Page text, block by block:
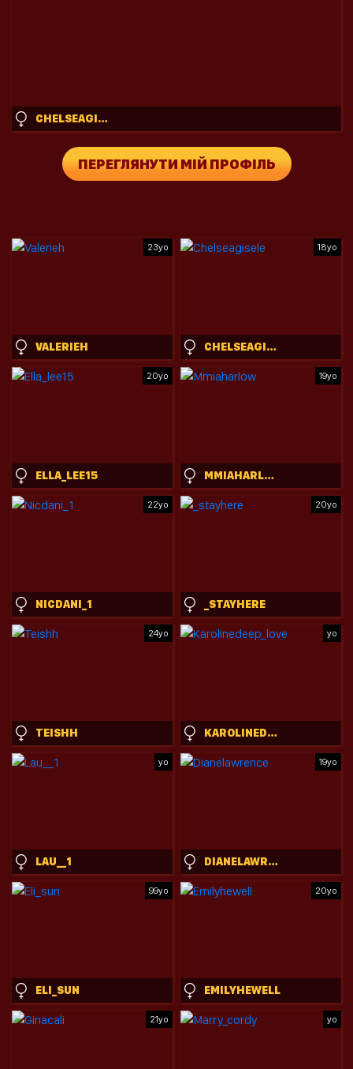
CHELSEAGISELE
ПЕРЕГЛЯНУТИ МІЙ ПРОФІЛЬ
23yo
VALERIEH
18yo
CHELSEAGISELE
20yo
ELLA_LEE15
19yo
MMIAHARLOW
22yo
NICDANI_1
20yo
_STAYHERE
24yo
TEISHH
yo
KAROLINEDEEP_LOVE
yo
LAU__1
19yo
DIANELAWRENCE
99yo
ELI_SUN
20yo
EMILYHEWELL
21yo yo